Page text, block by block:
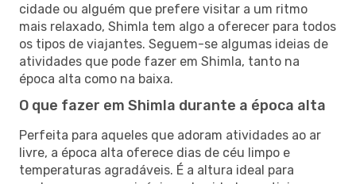
cidade ou alguém que prefere visitar a um ritmo
mais relaxado, Shimla tem algo a oferecer para todos
os tipos de viajantes. Seguem-se algumas ideias de
atividades que pode fazer em Shimla, tanto na
época alta como na baixa.
O que fazer em Shimla durante a época alta
Perfeita para aqueles que adoram atividades ao ar
livre, a época alta oferece dias de céu limpo e
temperaturas agradáveis. É a altura ideal para